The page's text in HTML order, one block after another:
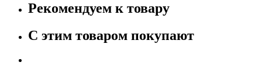
Рекомендуем к товару
С этим товаром покупают